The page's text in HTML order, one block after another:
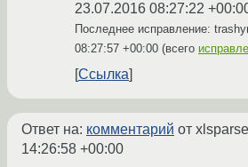
23.07.2016 08:27:22
Последнее исправление:
08:27:57 +00:00 (всего
Ссылка
Ответ на: комментарий от xlsparse
14:26:58 +00:00